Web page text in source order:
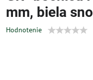
mm, biela
Hodnotenie